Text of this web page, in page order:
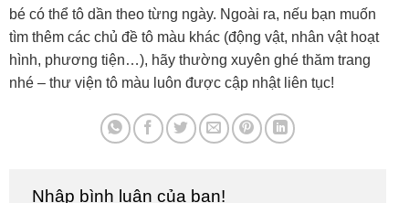
bé có thể tô dần theo từng ngày. Ngoài ra, nếu bạn muốn
tìm thêm các chủ đề tô màu khác (động vật, nhân vật hoạt
hình, phương tiện…), hãy thường xuyên ghé thăm trang
nhé – thư viện tô màu luôn được cập nhật liên tục!
Nhập bình luận của bạn!